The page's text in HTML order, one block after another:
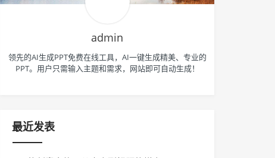
admin
领先的AI生成PPT免费在线工具，AI一键生成精美、专业的
PPT。用户只需输入主题和需求，网站即可自动生成！
最近发表